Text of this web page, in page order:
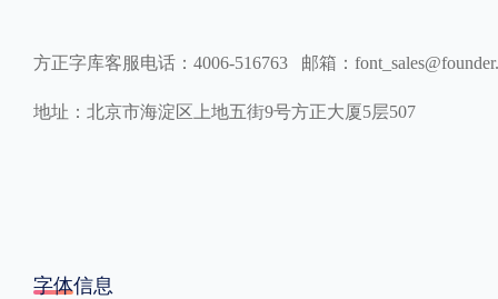
POP字体下载 字库打包下载 海报素材下载
方正字库客服电话：4006-516763 邮箱：
地址：北京市海淀区上地五街9号方正大厦5层507
字体信息